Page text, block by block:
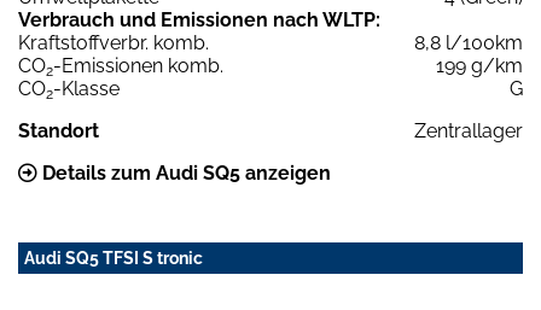
Verbrauch und Emissionen nach WLTP:
Kraftstoffverbr. komb.
8,8 l/100km
CO2-Emissionen komb.
199 g/km
CO2-Klasse
G
Standort
Zentrallager
Details zum Audi SQ5 anzeigen
Audi SQ5 TFSI S tronic